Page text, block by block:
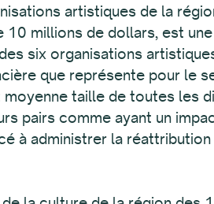
artistiques de la
10 millions de dollars, est
six organisations
que représente pour le
taille de toutes les
pairs comme ayant un
à administrer la